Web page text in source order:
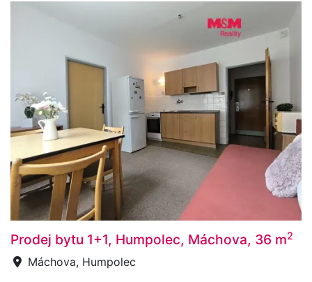
Prodej bytu 1+1, Humpolec, Máchova, 36 m2
Máchova, Humpolec